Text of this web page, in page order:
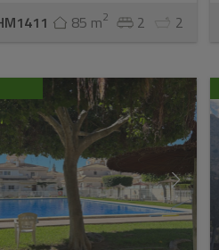
85 m2 2 2